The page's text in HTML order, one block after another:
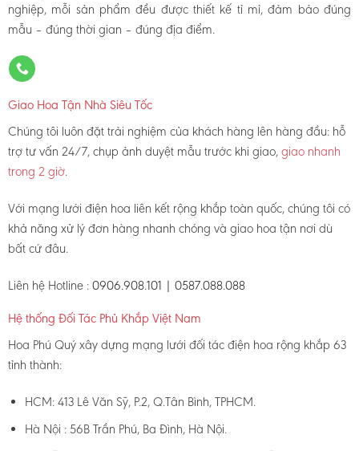
nghiệp, mỗi sản phẩm đều được thiết kế tỉ mỉ, đảm bảo đúng
mẫu – đúng thời gian – đúng địa điểm.
Giao Hoa Tận Nhà Siêu Tốc
Chúng tôi luôn đặt trải nghiệm của khách hàng lên hàng đầu: hỗ
trợ tư vấn 24/7, chụp ảnh duyệt mẫu trước khi giao,giao nhanh
trong 2 giờ.
Với mạng lưới điện hoa liên kết rộng khắp toàn quốc, chúng tôi có
khả năng xử lý đơn hàng nhanh chóng và giao hoa tận nơi dù
bất cứ đâu.
Liên hệ Hotline : 0906.908.101 | 0587.088.088
Hệ thống Đối Tác Phủ Khắp Việt Nam
Hoa Phú Quý xây dựng mạng lưới đối tác điện hoa rộng khắp 63
tỉnh thành:
HCM: 413 Lê Văn Sỹ, P.2, Q.Tân Bình, TPHCM.
Hà Nội : 56B Trần Phú, Ba Đình, Hà Nội.